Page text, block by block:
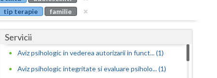
Buzau
tip terapie
familie
Servicii
Aviz psihologic in vederea autorizarii in funct... (1)
Aviz psihologic integritate si evaluare psiholo... (1)